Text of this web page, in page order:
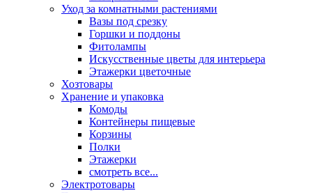
Уход за комнатными растениями
Вазы под срезку
Горшки и поддоны
Фитолампы
Искусственные цветы для интерьера
Этажерки цветочные
Хозтовары
Хранение и упаковка
Комоды
Контейнеры пищевые
Корзины
Полки
Этажерки
смотреть все...
Электротовары